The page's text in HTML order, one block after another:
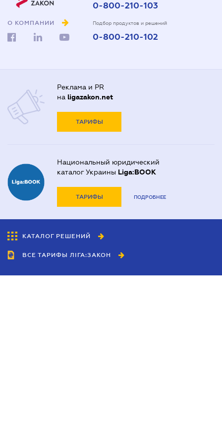
О КОМПАНИИ
0-800-210-103
Подбор продуктов и решений
0-800-210-102
Реклама и PR
на ligazakon.net
ТАРИФЫ
Национальный юридический
каталог Украины Liga:BOOK
ТАРИФЫ ПОДРОБНЕЕ
КАТАЛОГ РЕШЕНИЙ
ВСЕ ТАРИФЫ ЛІГА:ЗАКОН